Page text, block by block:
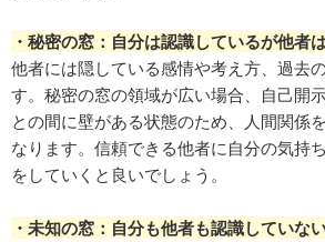
・秘密の窓：自分は認識しているが他者
他者には隠している感情や考え方、過去
す。秘密の窓の領域が広い場合、自己開
との間に壁がある状態のため、人間関係
なります。信頼できる他者に自分の気持
をしていくと良いでしょう。
・未知の窓：自分も他者も認識していな